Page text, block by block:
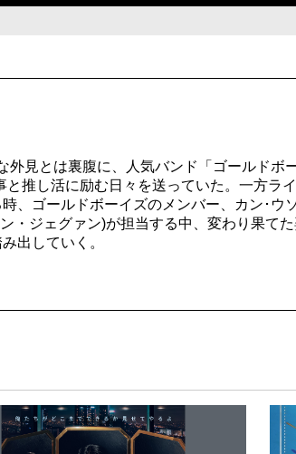
見とは裏腹に、人気バンド「ゴールドボ
推し活に励む日々を送っていた。一方ラ
、ゴールドボーイズのメンバー、カン･ウ
・ジェグァン)が担当する中、変わり果て
出していく。